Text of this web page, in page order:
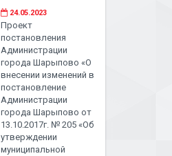
24.05.2023
Проект
постановления
Администрации
города Шарыпово «О
внесении изменений в
постановление
Администрации
города Шарыпово от
13.10.2017г. № 205 «Об
утверждении
муниципальной